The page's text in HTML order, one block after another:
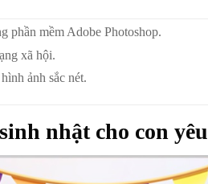
phần mềm Adobe Photoshop.
xã hội.
ảnh sắc nét.
nhật cho con yêu